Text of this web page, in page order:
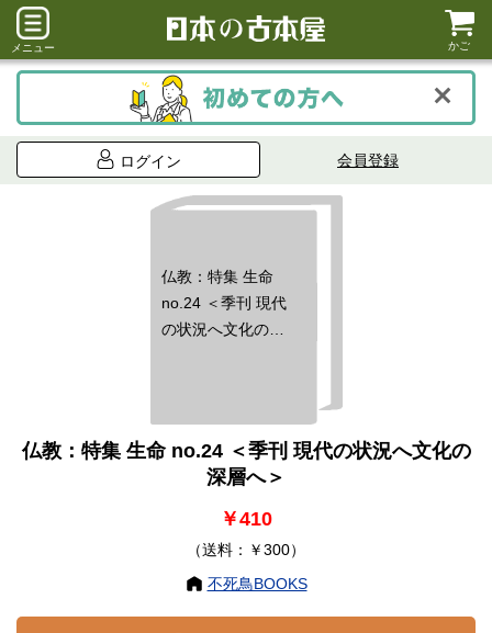
メニュー かご
ログイン 会員登録
仏教：特集 生命
no.24 ＜季刊 現代
の状況へ文化の深
仏教：特集 生命 no.24 ＜季刊 現代の状況へ文化の
深層へ＞
￥410
（送料：￥300）
不死鳥BOOKS